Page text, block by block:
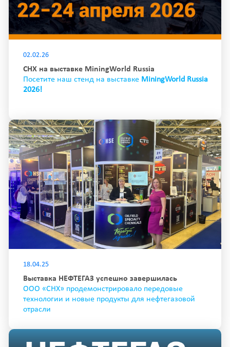
02.02.26
СНХ на выставке MiningWorld Russia
Посетите наш стенд на выставке MiningWorld Russia
2026!
18.04.25
Выставка НЕФТЕГАЗ успешно завершилась
ООО «СНХ» продемонстрировало передовые
технологии и новые продукты для нефтегазовой
отрасли